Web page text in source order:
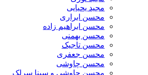
مجید یحیایی
محسن ابراری
محسن ابراهیم زاده
محسن بهمنی
محسن تاجیک
محسن جعفری
محسن چاوشی
محسن چاوشی و سینا سرلک